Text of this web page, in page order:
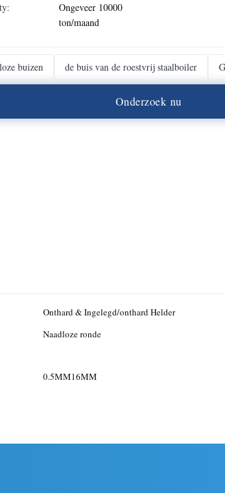
Ongeveer 10000
ton/maand
buizen de buis van de roestvrij staalboiler
Onderzoek nu
Onthard & Ingelegd/onthard Helder
Naadloze ronde
0.5MM16MM